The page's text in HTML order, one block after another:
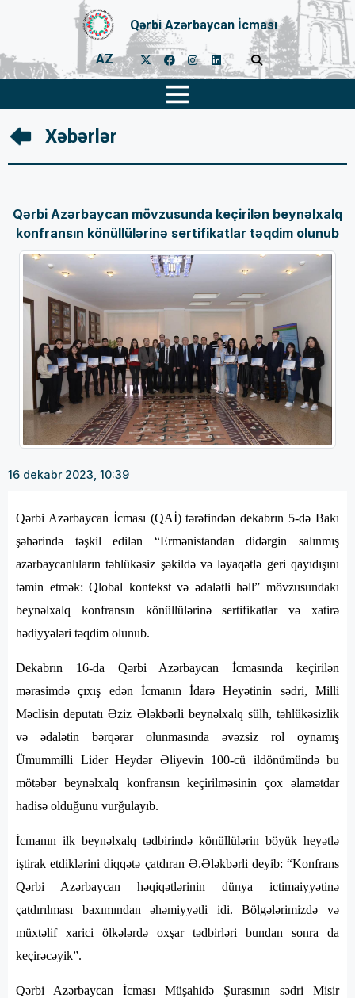
Qərbi Azərbaycan İcması
AZ
Xəbərlər
Qərbi Azərbaycan mövzusunda keçirilən beynəlxalq
konfransın könüllülərinə sertifikatlar təqdim olunub
16 dekabr 2023, 10:39
Qərbi Azərbaycan İcması (QAİ) tərəfindən dekabrın 5-də Bakı
şəhərində təşkil edilən “Ermənistandan didərgin salınmış
azərbaycanlıların təhlükəsiz şəkildə və ləyaqətlə geri qayıdışını
təmin etmək: Qlobal kontekst və ədalətli həll” mövzusundakı
beynəlxalq konfransın könüllülərinə sertifikatlar və xatirə
hədiyyələri təqdim olunub.
Dekabrın 16-da Qərbi Azərbaycan İcmasında keçirilən
mərasimdə çıxış edən İcmanın İdarə Heyətinin sədri, Milli
Məclisin deputatı Əziz Ələkbərli beynəlxalq sülh, təhlükəsizlik
və ədalətin bərqərar olunmasında əvəzsiz rol oynamış
Ümummilli Lider Heydər Əliyevin 100-cü ildönümündə bu
mötəbər beynəlxalq konfransın keçirilməsinin çox əlamətdar
hadisə olduğunu vurğulayıb.
İcmanın ilk beynəlxalq tədbirində könüllülərin böyük heyətlə
iştirak etdiklərini diqqətə çatdıran Ə.Ələkbərli deyib: “Konfrans
Qərbi Azərbaycan həqiqətlərinin dünya ictimaiyyətinə
çatdırılması baxımından əhəmiyyətli idi. Bölgələrimizdə və
müxtəlif xarici ölkələrdə oxşar tədbirləri bundan sonra da
keçirəcəyik”.
Qərbi Azərbaycan İcması Müşahidə Şurasının sədri Misir